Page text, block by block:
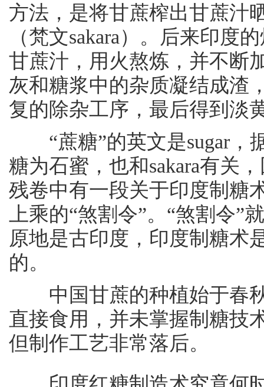
方法，是将甘蔗榨出甘蔗汁
（梵文sakara）。后来印度
甘蔗汁，用火熬炼，并不断
灰和糖浆中的杂质凝结成渣
复的除杂工序，最后得到淡
“蔗糖”的英文是sugar，
糖为石蜜，也和sakara有关
残卷中有一段关于印度制糖
上乘的“煞割令”。“煞割令”
原地是古印度，印度制糖术
的。
中国甘蔗的种植始于春秋
直接食用，并未掌握制糖技
但制作工艺非常落后。